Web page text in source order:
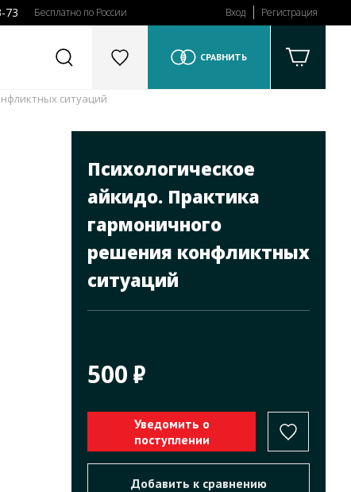
73 Бесплатно по России Вход Регистрация
СРАВНИТЬ
ситуаций
Психологическое
айкидо. Практика
гармоничного
решения конфликтных
ситуаций
500